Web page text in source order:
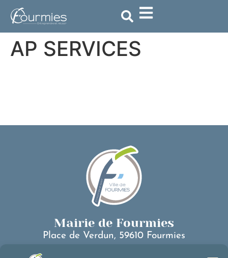
principal
AP SERVICES
Mairie de Fourmies
Place de Verdun, 59610 Fourmies